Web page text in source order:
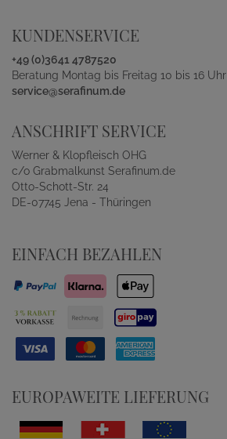
KUNDENSERVICE
+49 (0)3641 4787520
Beratung Montag bis Freitag 10 bis 16 Uhr
service@serafinum.de
ANSCHRIFT SERVICE
Werner & Klopfleisch OHG
c/o Grabmalkunst Serafinum.de
Otto-Schott-Str. 24
DE-07745 Jena - Thüringen
EINFACH BEZAHLEN
EUROPAWEITE LIEFERUNG